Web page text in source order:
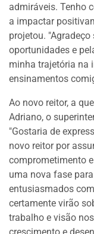
admiráveis. Tenho
a impactar
projetou.
oportunidades e
minha trajetória na
ensinamentos
Ao novo reitor, a
Adriano, o
"Gostaria de
novo reitor por
comprometimento
uma nova fase
entusiasmados
certamente virão
trabalho e visão